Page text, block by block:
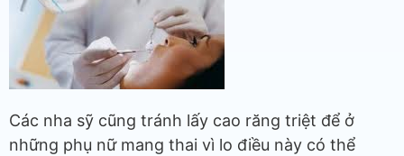
Các nha sỹ cũng tránh lấy cao răng triệt để ở
những phụ nữ mang thai vì lo điều này có thể